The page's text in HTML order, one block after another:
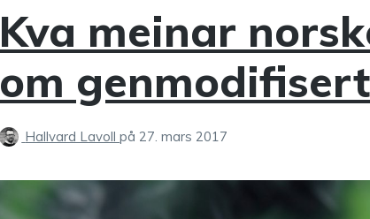
Kva meinar
om
Hallvard Lavollpå 27. mars 2017